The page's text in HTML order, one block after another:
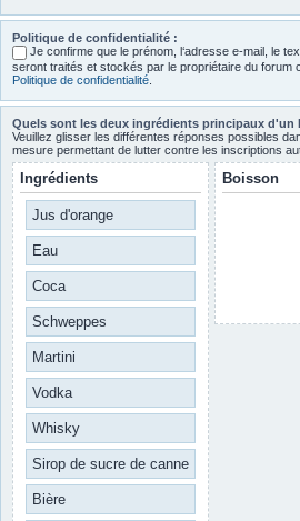
Politique de confidentialité :
Je confirme que le prénom, l‘adresse e-mail, le
seront traités et stockés par le propriétaire du forum
Politique de confidentialité
Quels sont les deux ingrédients principaux d'un
Veuillez glisser les différentes réponses possibles
mesure permettant de lutter contre les inscriptions
Ingrédients
Jus d'orange
Eau
Coca
Schweppes
Martini
Vodka
Whisky
Sirop de sucre de canne
Bière
Boisson